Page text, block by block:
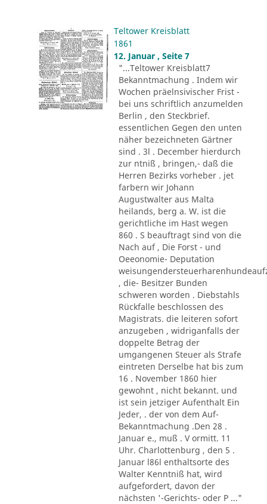
Teltower Kreisblatt
1861
12. Januar , Seite 7
"...Teltower Kreisblatt7
Bekanntmachung . Indem wir
Wochen präelnsivischer Frist -
bei uns schriftlich anzumelden
Berlin , den Steckbrief.
essentlichen Gegen den unten
näher bezeichneten Gärtner
sind . 3l . December hierdurch
zur ntniß , bringen,- daß die
Herren Bezirks vorheber . jet
farbern wir Johann
Augustwalter aus Malta
heilands, berg a. W. ist die
gerichtliche im Hast wegen
860 . S beauftragt sind von die
Nach auf , Die Forst - und
Oeeonomie- Deputation
, die- Besitzer Bunden
schweren worden . Diebstahls
Rückfalle beschlossen des
Magistrats. die leiteren sofort
anzugeben , widriganfalls der
doppelte Betrag der
umgangenen Steuer als Strafe
eintreten Derselbe hat bis zum
16 . November 1860 hier
gewohnt , nicht bekannt. und
ist sein jetziger Aufenthalt Ein
Jeder, . der von dem Auf-
Bekanntmachung .Den 28 .
Januar e., muß . V ormitt. 11
Uhr. Charlottenburg , den 5 .
Januar l86l enthaltsorte des
Walter Kenntniß hat, wird
aufgefordert, davon der
nächsten '-Gerichts- oder P ..."